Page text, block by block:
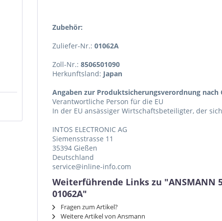
Zubehör:
Zuliefer-Nr.: 01062A
Zoll-Nr.: 8506501090
Herkunftsland: Japan
Angaben zur Produktsicherungsverordnung nach
Verantwortliche Person für die EU
In der EU ansässiger Wirtschaftsbeteiligter, der
INTOS ELECTRONIC AG
Siemensstrasse 11
35394 Gießen
Deutschland
service@inline-info.com
Weiterführende Links zu "ANSMANN
01062A"
Fragen zum Artikel?
Weitere Artikel von Ansmann